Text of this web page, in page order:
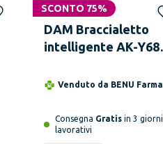
SCONTO 75%
DAM Braccialetto
intelligente AK-Y68
frequenza cardiaca e
sanguigna
Venduto da BENU Farma
Consegna Gratis in 3 giorni
lavorativi